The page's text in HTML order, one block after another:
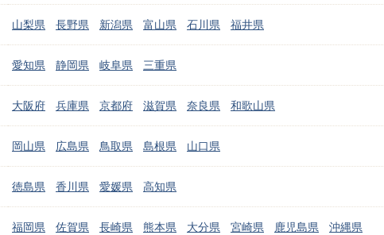
山梨県 長野県 新潟県 富山県 石川県 福井県
愛知県 静岡県 岐阜県 三重県
大阪府 兵庫県 京都府 滋賀県 奈良県 和歌山県
岡山県 広島県 鳥取県 島根県 山口県
徳島県 香川県 愛媛県 高知県
福岡県 佐賀県 長崎県 熊本県 大分県 宮崎県 鹿児島県 沖縄県